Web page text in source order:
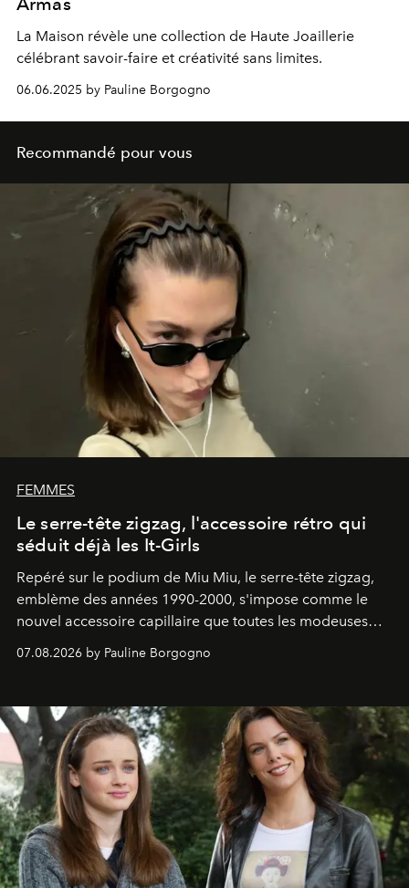
La Maison révèle une collection de Haute Joaillerie
célébrant savoir-faire et créativité sans limites.
06.06.2025 by Pauline Borgogno
Recommandé pour vous
FEMMES
Le serre-tête zigzag, l'accessoire rétro qui
séduit déjà les It-Girls
Repéré sur le podium de Miu Miu, le serre-tête zigzag,
emblème des années 1990-2000, s'impose comme le
nouvel accessoire capillaire que toutes les modeuses
s'arrachent déjà.
07.08.2026 by Pauline Borgogno